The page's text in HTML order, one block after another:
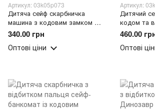
Артикул: 03k05p073
Дитяча сейф скарбничка
машина з кодовим замком та
сканером відбитком пальця
Money Transporter 589-11b (509)
340.00 грн
Оптові ціни
Артикул:
Дитячий
кодом та
вигляді
NBZ Cash
460.00
Оптові